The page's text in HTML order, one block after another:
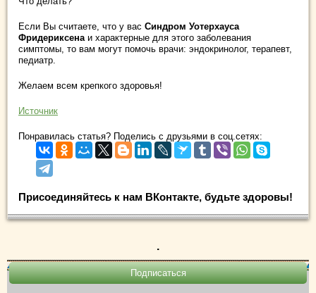
Если Вы считаете, что у вас Синдром Уотерхауса
Фридериксена и характерные для этого заболевания
симптомы, то вам могут помочь врачи: эндокринолог, терапевт,
педиатр.
Желаем всем крепкого здоровья!
Источник
Понравилась статья? Поделись с друзьями в соц.сетях:
Присоединяйтесь к нам ВКонтакте, будьте здоровы!
.